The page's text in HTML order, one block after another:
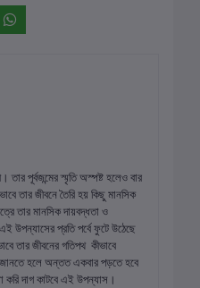
পূর্বজন্মের স্মৃতি অস্পষ্ট হলেও বার
তার জীবনে তৈরি হয় কিছু মানসিক
তার মানসিক দায়বদ্ধতা ও
উপন্যাসের প্রতি পর্বে ফুটে উঠেছে
তার জীবনের গতিপথ কীভাবে
জানতে হলে অন্তত একবার পড়তে হবে
দাগ কাটবে এই উপন্যাস।